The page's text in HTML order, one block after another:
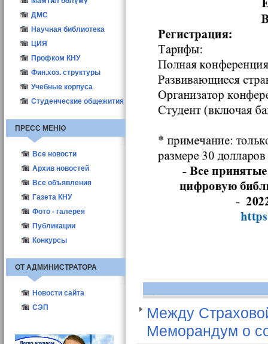
Между
Меморандум о
ДМС
Научная библиотека
ЦИЯ
Профком КНУ
Фин.хоз. структуры
Учебные корпуса
Студенческие общежития
ПРЕСС МЕНЮ
Все новости
Новости КНУ
Абитуриент-2021
Новости структур
Другие новости
Актуальные
Выборы деканов-2011
Архив новостей
Все объявления
Газета КНУ
2010
2011
2012
Фото - галерея
Публикации
ППС
Конкурсы
ОТ АДМИНИСТРАТОРА
Новости сайта
СЭП
Адресная книга СЭП